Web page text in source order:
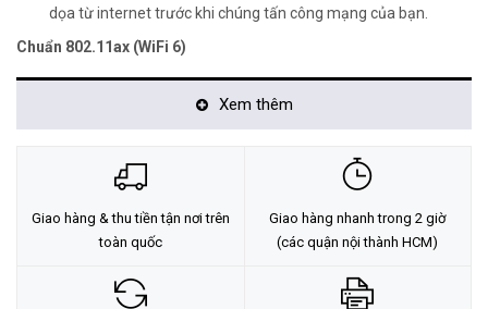
dọa từ internet trước khi chúng tấn công mạng của bạn.
Chuẩn 802.11ax (WiFi 6)
Xem thêm
Giao hàng & thu tiền tận nơi trên
toàn quốc
Giao hàng nhanh trong 2 giờ
(các quận nội thành HCM)